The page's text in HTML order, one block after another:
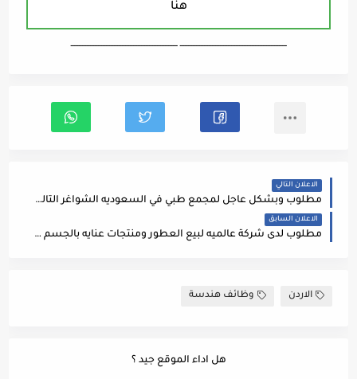
هنا
ـــــــــــــــــــــــــــــــــــــــــــــــــــــــــــــــــــ ـــــــــــــــــــــــــــــــــــــــــــــــــــــــــــــــــــ
الاعلان التالي
مطلوب وبشكل عاجل لمجمع طبي في السعوديه الشواغر التالية
الاعلان السابق
مطلوب لدى شركة عالميه لبيع العطور ومنتجات عنايه بالجسم ببوليفارد العبدلي (عمان) الوظائف التاليه :
الاردن وظائف هندسة
هل اداء الموقع جيد ؟